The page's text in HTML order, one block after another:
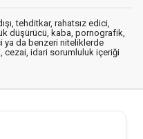
tehditkar, rahatsız edici,
düşürücü, kaba, pornografik,
ya da benzeri niteliklerde
cezai, idari sorumluluk içeriği